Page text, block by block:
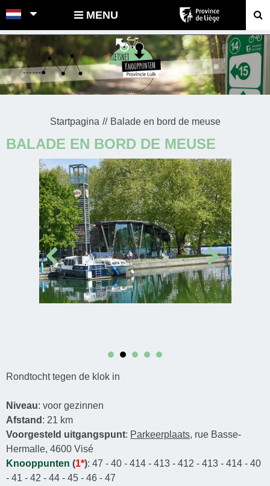
POINTS-NOEUDS MENU
Startpagina Balade en bord de meuse
BALADE EN BORD DE MEUSE
Prev Next
Rondtocht tegen de klok in
Niveau: voor gezinnen
Afstand : 21 km
Voorgesteld uitgangspunt: Parkeerplaats, rue Basse-
Hermalle, 4600 Visé
Knooppunten (1*): 47 - 40 - 414 - 413 - 412 - 413 - 414 - 40
- 41 - 42 - 44 - 45 - 46 - 47